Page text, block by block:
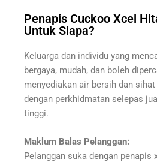
Penapis Cuckoo Xcel
Untuk Siapa?
Keluarga dan individu yang
bergaya, mudah, dan boleh
menyediakan air bersih dan
dengan perkhidmatan selepas
tinggi.
Maklum Balas Pelanggan:
Pelanggan suka dengan penapis